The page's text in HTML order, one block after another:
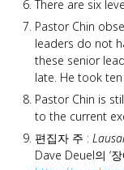
There are six
Pastor Chin
leaders do not
these senior
late. He took
Pastor Chin is
to the current
편집자 주 :
Dave Deuel의 ‘